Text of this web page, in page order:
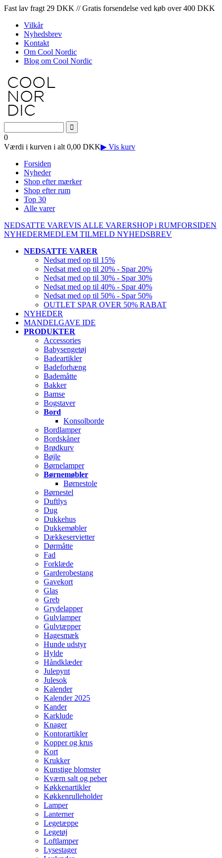
Fast lav fragt 29 DKK // Gratis forsendelse ved køb over 400 DKK
Vilkår
Nyhedsbrev
Kontakt
Om Cool Nordic
Blog om Cool Nordic
0
Værdi i kurven i alt 0,00 DKK▶ Vis kurv
Forsiden
Nyheder
Shop efter mærker
Shop efter rum
Top 30
Alle varer
NEDSATTE VAREVIS ALLE VARERSHOP i RUMFORSIDEN
NYHEDERMEDLEM TILMELD NYHEDSBREV
NEDSATTE VARER
Nedsat med op til 15%
Nedsat med op til 20% - Spar 20%
Nedsat med op til 30% - Spar 30%
Nedsat med op til 40% - Spar 40%
Nedsat med op til 50% - Spar 50%
OUTLET SPAR OVER 50% RABAT
NYHEDER
MANDELGAVE IDE
PRODUKTER
Accessories
Babysengetøj
Badeartikler
Badeforhæng
Bademåtte
Bakker
Bamse
Bogstaver
Bord
Konsolborde
Bordlamper
Bordskåner
Brødkurv
Bøjle
Børnelamper
Børnemøbler
Børnestole
Børnestel
Duftlys
Dug
Dukkehus
Dukkemøbler
Dækkeservietter
Dørmåtte
Fad
Forklæde
Garderobestang
Gavekort
Glas
Greb
Grydelapper
Gulvlamper
Gulvtæpper
Hagesmæk
Hunde udstyr
Hylde
Håndklæder
Julepynt
Julesok
Kalender
Kalender 2025
Kander
Karklude
Knager
Kontorartikler
Kopper og krus
Kort
Krukker
Kunstige blomster
Kværn salt og peber
Køkkenartikler
Køkkenrulleholder
Lamper
Lanterner
Legetæppe
Legetøj
Loftlamper
Lysestager